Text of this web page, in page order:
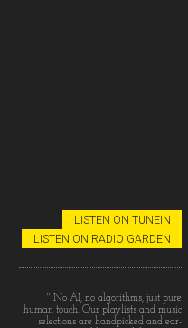
LISTEN ON TUNEIN
LISTEN ON RADIO GARDEN
" No AI, no algorithms, just pure
human touch. Our playlists and music
selections are handpicked and ear-